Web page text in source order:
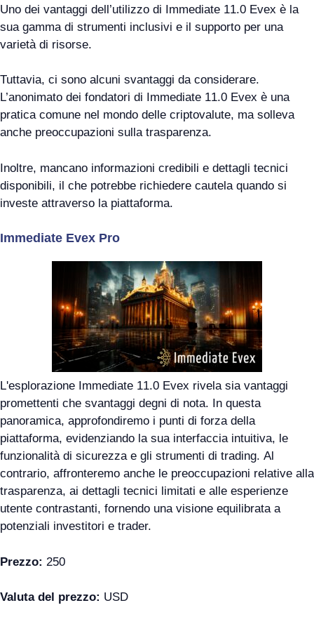
Uno dei vantaggi dell’utilizzo di Immediate 11.0 Evex è la
sua gamma di strumenti inclusivi e il supporto per una
varietà di risorse.
Tuttavia, ci sono alcuni svantaggi da considerare.
L’anonimato dei fondatori di Immediate 11.0 Evex è una
pratica comune nel mondo delle criptovalute, ma solleva
anche preoccupazioni sulla trasparenza.
Inoltre, mancano informazioni credibili e dettagli tecnici
disponibili, il che potrebbe richiedere cautela quando si
investe attraverso la piattaforma.
Immediate Evex Pro
L'esplorazione Immediate 11.0 Evex rivela sia vantaggi
promettenti che svantaggi degni di nota. In questa
panoramica, approfondiremo i punti di forza della
piattaforma, evidenziando la sua interfaccia intuitiva, le
funzionalità di sicurezza e gli strumenti di trading. Al
contrario, affronteremo anche le preoccupazioni relative alla
trasparenza, ai dettagli tecnici limitati e alle esperienze
utente contrastanti, fornendo una visione equilibrata a
potenziali investitori e trader.
Prezzo: 250
Valuta del prezzo: USD